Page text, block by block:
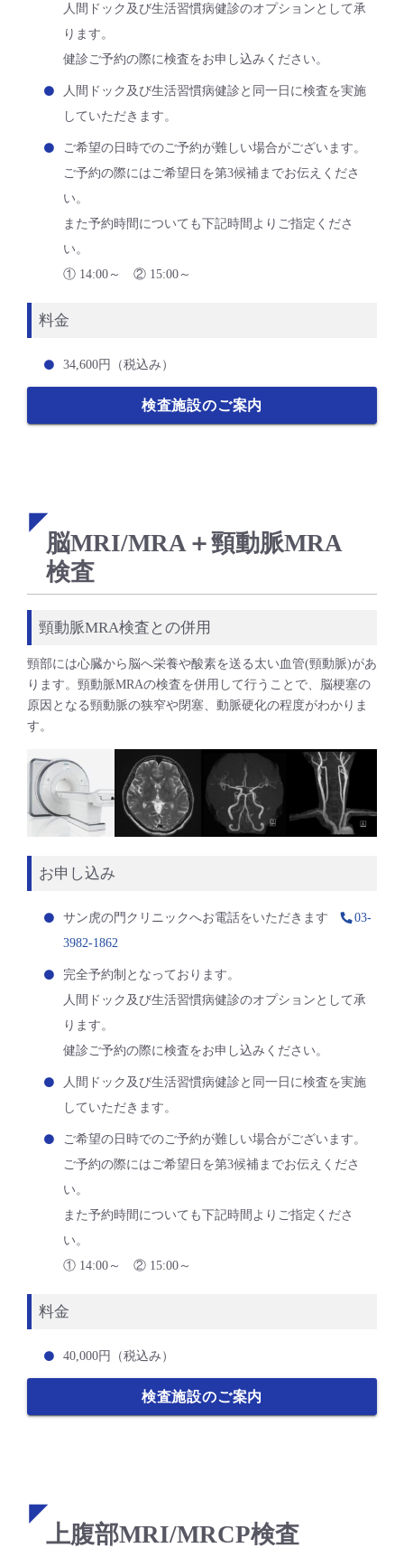
人間ドック及び生活習慣病健診のオプションとして承
ります。
健診ご予約の際に検査をお申し込みください。
人間ドック及び生活習慣病健診と同一日に検査を実施
していただきます。
ご希望の日時でのご予約が難しい場合がございます。
ご予約の際にはご希望日を第3候補までお伝えくださ
い。
また予約時間についても下記時間よりご指定くださ
い。
① 14:00～ ② 15:00～
料金
34,600円（税込み）
検査施設のご案内
脳MRI/MRA＋頸動脈MRA
検査
頸動脈MRA検査との併用
頸部には心臓から脳へ栄養や酸素を送る太い血管(頸動脈)があ
ります。頸動脈MRAの検査を併用して行うことで、脳梗塞の
原因となる頸動脈の狭窄や閉塞、動脈硬化の程度がわかりま
す。
お申し込み
サン虎の門クリニックへお電話をいただきます
03-
3982-1862
完全予約制となっております。
人間ドック及び生活習慣病健診のオプションとして承
ります。
健診ご予約の際に検査をお申し込みください。
人間ドック及び生活習慣病健診と同一日に検査を実施
していただきます。
ご希望の日時でのご予約が難しい場合がございます。
ご予約の際にはご希望日を第3候補までお伝えくださ
い。
また予約時間についても下記時間よりご指定くださ
い。
① 14:00～ ② 15:00～
料金
40,000円（税込み）
検査施設のご案内
上腹部MRI/MRCP検査